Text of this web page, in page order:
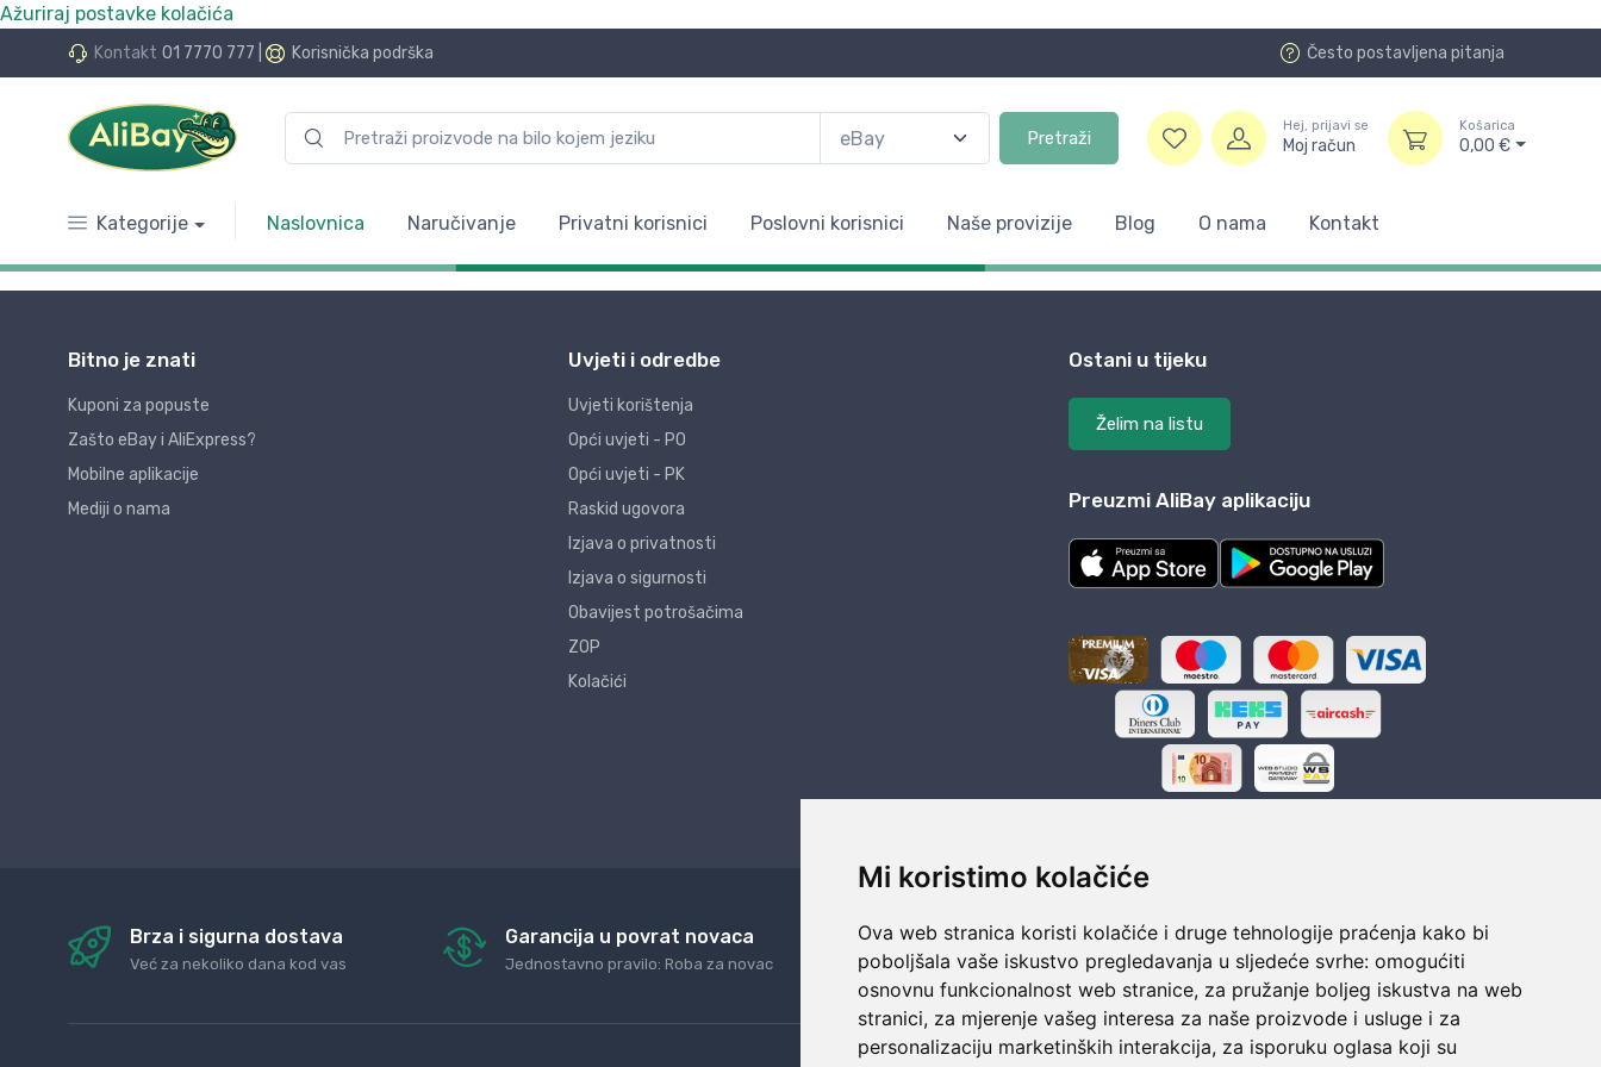
Mi koristimo kolačiće
Ova web stranica koristi kolačiće i druge tehnologije praćenja kako bi
poboljšala vaše iskustvo pregledavanja u sljedeće svrhe: omogućiti
osnovnu funkcionalnost web stranice, za pružanje boljeg iskustva na web
stranici, za mjerenje vašeg interesa za naše proizvode i usluge i za
personalizaciju marketinških interakcija, za isporuku oglasa koji su
Ažuriraj postavke kolačića
Kontakt 01 7770 777 Korisnička podrška Često postavljena pitanja
Pretraži
Hej, prijavi se
Moj račun
Košarica
0,00 €
Kategorije Naslovnica Naručivanje Privatni korisnici Poslovni korisnici Naše provizije Blog O nama Kontakt
Bitno je znati
Kuponi za popuste
Zašto eBay i AliExpress?
Mobilne aplikacije
Mediji o nama
Uvjeti i odredbe
Uvjeti korištenja
Opći uvjeti - PO
Opći uvjeti - PK
Raskid ugovora
Izjava o privatnosti
Izjava o sigurnosti
Obavijest potrošačima
ZOP
Kolačići
Ostani u tijeku
Želim na listu
Preuzmi AliBay aplikaciju
Brza i sigurna dostava
Već za nekoliko dana kod vas
Garancija u povrat novaca
Jednostavno pravilo: Roba za novac
24/7 odlična podrška
Naši agenti uvijek na raspolaganju
Sigurno obročno plaćanje
Do 24 rata bez kamata